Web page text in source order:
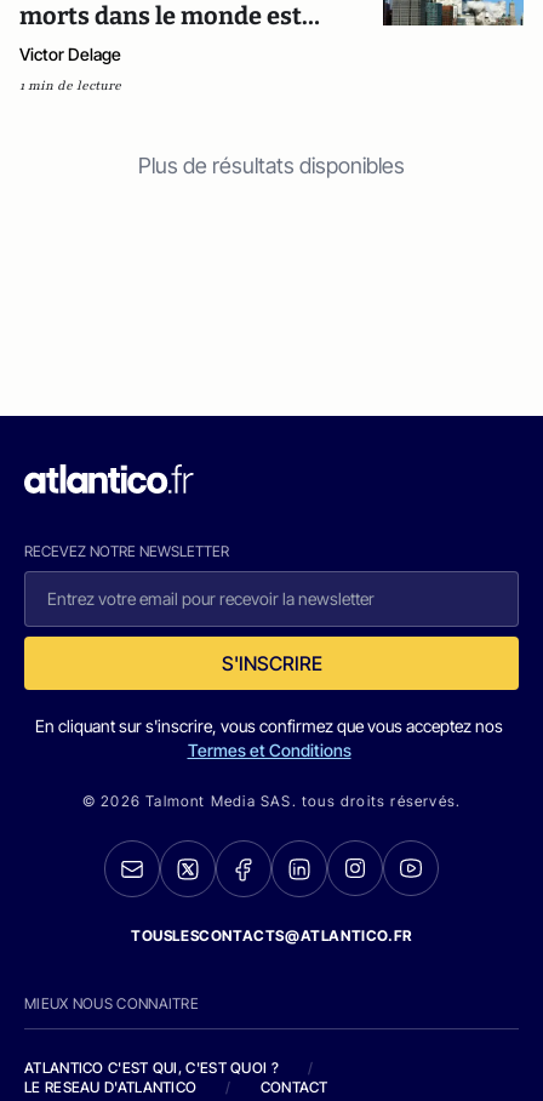
morts dans le monde est…
Victor Delage
1 min de lecture
Plus de résultats disponibles
RECEVEZ NOTRE NEWSLETTER
S'INSCRIRE
En cliquant sur s'inscrire, vous confirmez que vous acceptez nos
Termes et Conditions
© 2026 Talmont Media SAS. tous droits réservés.
TOUSLESCONTACTS@ATLANTICO.FR
MIEUX NOUS CONNAITRE
ATLANTICO C'EST QUI, C'EST QUOI ?
/
LE RESEAU D'ATLANTICO
/ CONTACT